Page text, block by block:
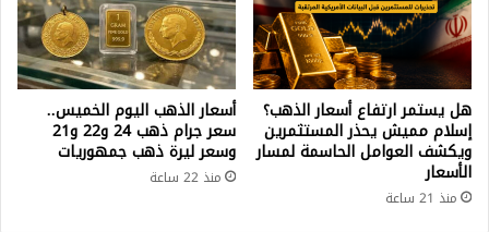
هل يستمر ارتفاع أسعار الذهب؟
إسلام مميش يحذر المستثمرين
ويكشف العوامل الحاسمة لمسار
الأسعار
منذ 21 ساعة
أسعار الذهب اليوم الخميس..
سعر جرام ذهب 24 و22 و21
وسعر ليرة ذهب جمهوريات
منذ 22 ساعة